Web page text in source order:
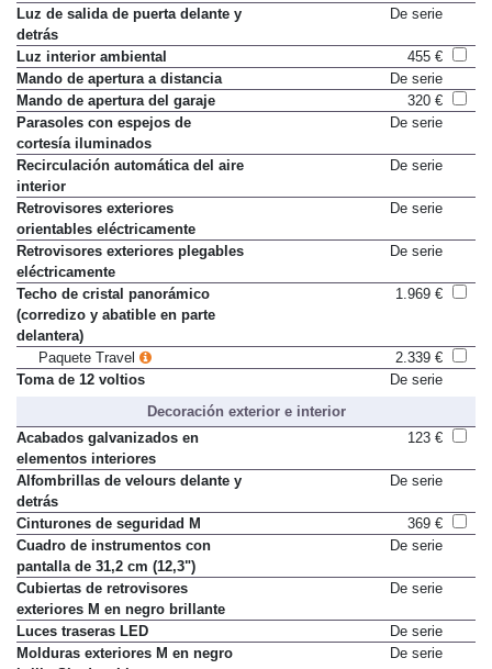
Luz de lectura trasera
De serie
Luz de salida de puerta delante y
detrás
Luz interior ambiental
455 €
Mando de apertura a distancia
De serie
Mando de apertura del garaje
320 €
Parasoles con espejos de
cortesía iluminados
Recirculación automática del aire
interior
Retrovisores exteriores
orientables eléctricamente
Retrovisores exteriores plegables
eléctricamente
Techo de cristal panorámico
(corredizo y abatible en parte
delantera)
Paquete Travel
2.339 €
Decoración exterior e interior
Acabados galvanizados en
elementos interiores
Alfombrillas de velours delante y
detrás
Cinturones de seguridad M
369 €
Cuadro de instrumentos con
pantalla de 31,2 cm (12,3")
Cubiertas de retrovisores
exteriores M en negro brillante
Luces traseras LED
De serie